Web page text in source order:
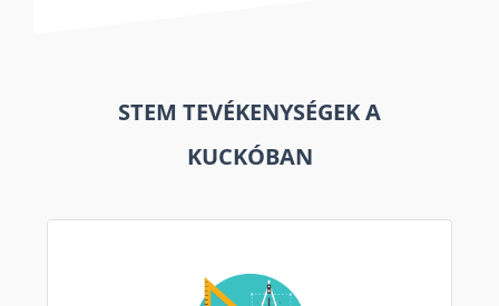
STEM TEVÉKENYSÉGEK A
KUCKÓBAN